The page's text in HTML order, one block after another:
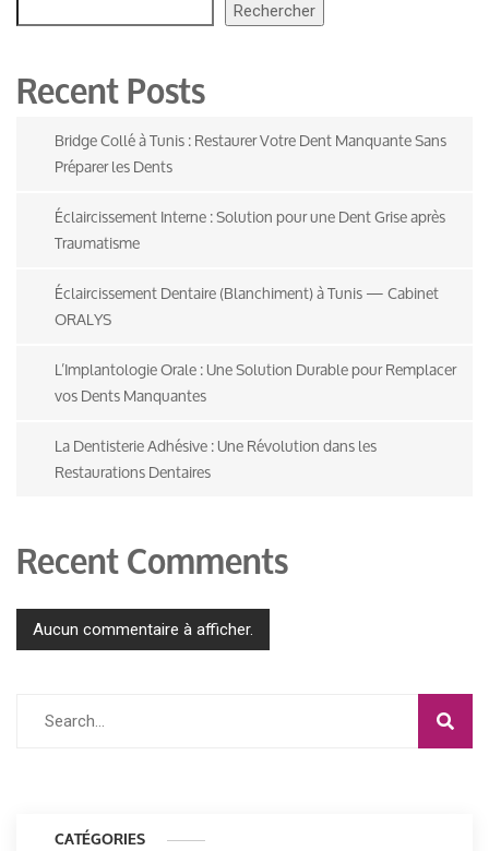
Rechercher
Recent Posts
Bridge Collé à Tunis : Restaurer Votre Dent Manquante Sans
Préparer les Dents
Éclaircissement Interne : Solution pour une Dent Grise après
Traumatisme
Éclaircissement Dentaire (Blanchiment) à Tunis — Cabinet
ORALYS
L’Implantologie Orale : Une Solution Durable pour Remplacer
vos Dents Manquantes
La Dentisterie Adhésive : Une Révolution dans les
Restaurations Dentaires
Recent Comments
Aucun commentaire à afficher.
CATÉGORIES